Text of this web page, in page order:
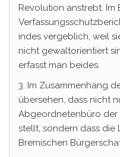
Revolution anstrebt. Im
indes vergeblich, weil
nicht gewaltorientiert
erfasst man beides.
3. Im Zusammenhang
übersehen, dass nicht
Abgeordnetenbüro der
stellt, sondern dass die
Bremischen